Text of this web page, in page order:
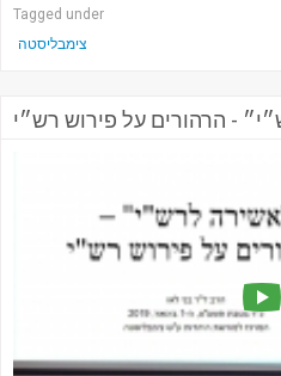
Tagged under
צימבליסטה
- הרהורים על פירוש רש״י